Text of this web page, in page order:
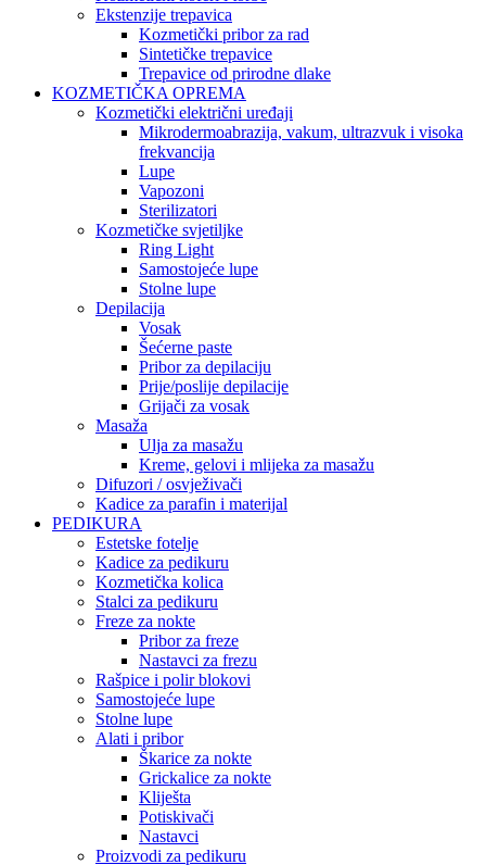
Ekstenzije trepavica
Kozmetički pribor za rad
Sintetičke trepavice
Trepavice od prirodne dlake
KOZMETIČKA OPREMA
Kozmetički električni uređaji
Mikrodermoabrazija, vakum, ultrazvuk i visoka
frekvancija
Lupe
Vapozoni
Sterilizatori
Kozmetičke svjetiljke
Ring Light
Samostojeće lupe
Stolne lupe
Depilacija
Vosak
Šećerne paste
Pribor za depilaciju
Prije/poslije depilacije
Grijači za vosak
Masaža
Ulja za masažu
Kreme, gelovi i mlijeka za masažu
Difuzori / osvježivači
Kadice za parafin i materijal
PEDIKURA
Estetske fotelje
Kadice za pedikuru
Kozmetička kolica
Stalci za pedikuru
Freze za nokte
Pribor za freze
Nastavci za frezu
Rašpice i polir blokovi
Samostojeće lupe
Stolne lupe
Alati i pribor
Škarice za nokte
Grickalice za nokte
Kliješta
Potiskivači
Nastavci
Proizvodi za pedikuru